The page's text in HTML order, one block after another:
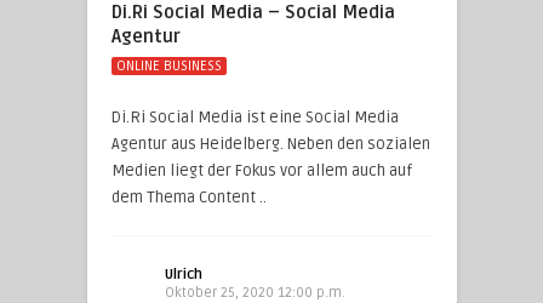
Di.Ri Social Media – Social Media
Agentur
ONLINE BUSINESS
Di.Ri Social Media ist eine Social Media
Agentur aus Heidelberg. Neben den sozialen
Medien liegt der Fokus vor allem auch auf
dem Thema Content ..
Ulrich
Oktober 25, 2020 12:00 p.m.